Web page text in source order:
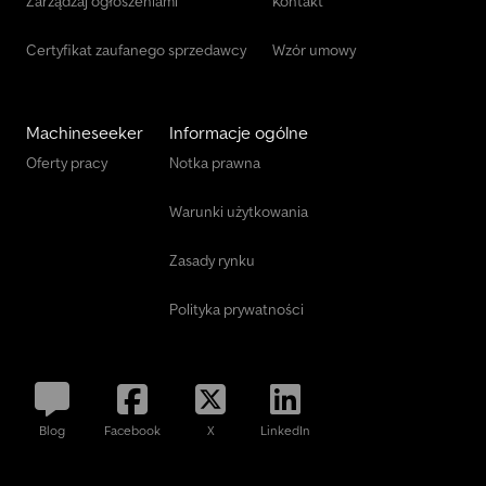
zastrzeżone! ----utworzono za pomocą SYSCARA
Certyfikat zaufanego sprzedawcy Wzór umowy
Machineseeker
Oferty pracy
Informacje ogólne
Notka prawna
Warunki użytkowania
Zasady rynku
Polityka prywatności
Blog Facebook X LinkedIn